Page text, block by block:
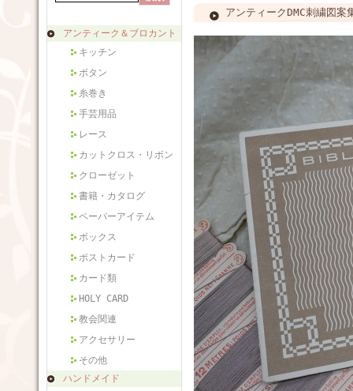
アンティーク＆ブロカント
キッチン
ボタン
糸巻き
手芸用品
レース
カットクロス・リボン
クローゼット
書籍・カタログ
ペーパーアイテム
ボックス
ポストカード
カード類
HOLY CARD
教会関連
アクセサリー
その他
ハンドメイド
アンティークDMC刺繍図案